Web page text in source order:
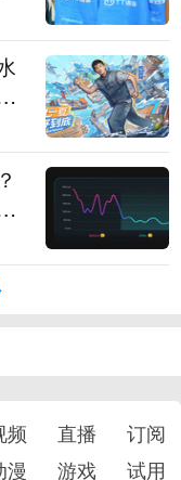
频 直播
订阅
漫 游戏 试用